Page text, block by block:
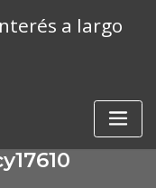
a largo